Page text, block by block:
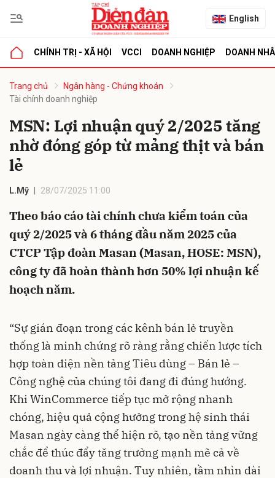
English
CHÍNH TRỊ - XÃ HỘI VCCI DOANH NGHIỆP DOANH
Trang chủ
Ngân hàng - Chứng khoán
Tài chính doanh nghiệp
MSN: Lợi nhuận quý 2/2025 tăng
nhờ đóng góp từ mảng thịt và bán
lẻ
L.Mỹ 28/07/2025 11:00
Theo báo cáo tài chính chưa kiểm toán của
quý 2/2025 và 6 tháng đầu năm 2025 của
CTCP Tập đoàn Masan (Masan, HOSE: MSN),
công ty đã hoàn thành hơn 50% lợi nhuận kế
hoạch năm.
“Sự gián đoạn trong các kênh bán lẻ truyền
thống là minh chứng rõ ràng rằng chiến lược tích
hợp toàn diện nền tảng Tiêu dùng – Bán lẻ –
Công nghệ của chúng tôi đang đi đúng hướng.
Khi WinCommerce tiếp tục mở rộng nhanh
chóng, hiệu quả cộng hưởng trong hệ sinh thái
Masan ngày càng thể hiện rõ, tạo nền tảng vững
chắc để thúc đẩy tăng trưởng mạnh mẽ cả về
doanh thu và lợi nhuận. Tuy nhiên, tầm nhìn dài
luận